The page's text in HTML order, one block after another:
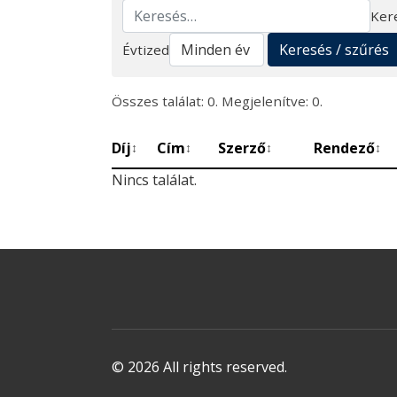
Keresés
Évtized
Keresés / szűrés
Összes találat: 0. Megjelenítve: 0.
Díj↕ Cím↕ Szerző↕ Rendező↕
Nincs találat.
© 2026 All rights reserved.